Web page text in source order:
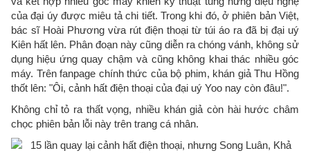
của đại úy được miêu tả chi tiết. Trong khi đó, ở phiên bản Việt,
bác sĩ Hoài Phương vừa rút điện thoại từ túi áo ra đã bị đại uý
Kiên hất lên. Phân đoạn này cũng diễn ra chóng vánh, không sử
dụng hiệu ứng quay chậm và cũng không khai thác nhiều góc
máy. Trên fanpage chính thức của bộ phim, khán giả Thu Hồng
thốt lên: "Ôi, cảnh hất điện thoại của đại uý Yoo nay còn đâu!".
Không chỉ tỏ ra thất vọng, nhiều khán giả còn hài hước châm
chọc phiên bản lỗi này trên trang cá nhân.